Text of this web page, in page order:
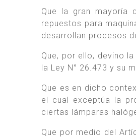
Que la gran mayoría
repuestos para
desarrollan procesos
Que, por ello, devino
la Ley N° 26.473 y su
Que es en dicho
el cual exceptúa la
ciertas lámparas
Que por medio del